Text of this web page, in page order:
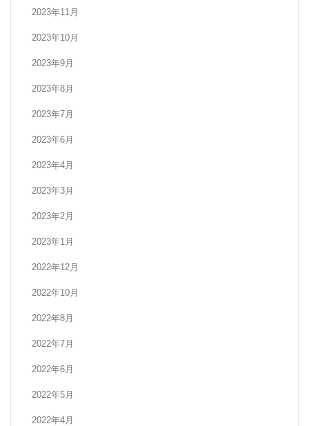
2023年11月
2023年10月
2023年9月
2023年8月
2023年7月
2023年6月
2023年4月
2023年3月
2023年2月
2023年1月
2022年12月
2022年10月
2022年8月
2022年7月
2022年6月
2022年5月
2022年4月